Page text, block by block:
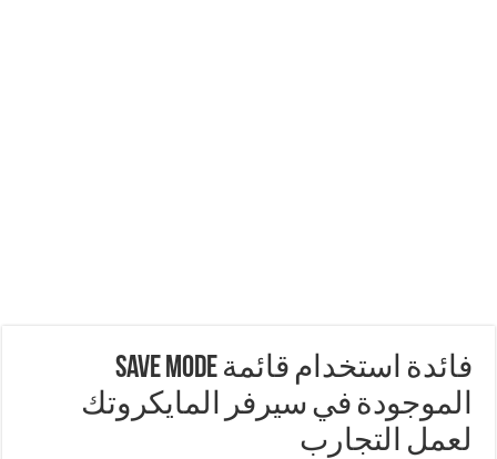
فائدة استخدام قائمة Save Mode
الموجودة في سيرفر المايكروتك
لعمل التجارب